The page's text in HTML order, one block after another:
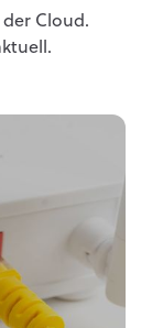
der Cloud.